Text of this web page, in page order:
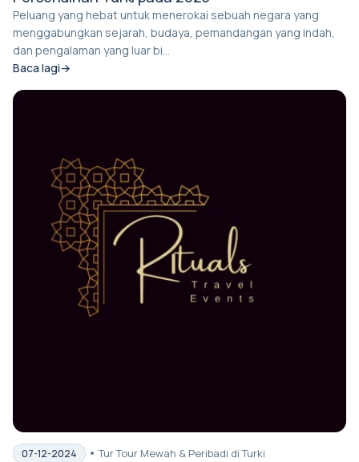
Peluang yang hebat untuk menerokai sebuah negara yang
menggabungkan sejarah, budaya, pemandangan yang indah,
dan pengalaman yang luar bi...
Baca lagi
07-12-2024 Tur Tour Mewah & Peribadi di Turki